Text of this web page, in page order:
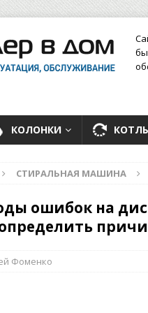
КОЛОНКИ
СТИРАЛЬНАЯ МАШИНА
ошибок на
Фоменко